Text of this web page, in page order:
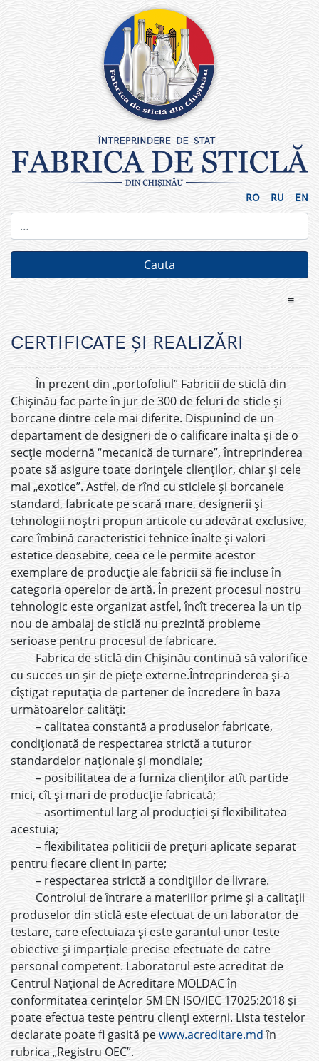
RO RU EN
≡
CERTIFICATE ȘI REALIZĂRI
În prezent din „portofoliul” Fabricii de sticlă din
Chişinău fac parte în jur de 300 de feluri de sticle şi
borcane dintre cele mai diferite. Dispunînd de un
departament de designeri de o calificare inalta şi de o
secţie modernă “mecanică de turnare”, întreprinderea
poate să asigure toate dorinţele clienţilor, chiar şi cele
mai „exotice”. Astfel, de rînd cu sticlele şi borcanele
standard, fabricate pe scară mare, designerii şi
tehnologii noştri propun articole cu adevărat exclusive,
care îmbină caracteristici tehnice înalte şi valori
estetice deosebite, ceea ce le permite acestor
exemplare de producţie ale fabricii să fie incluse în
categoria operelor de artă. În prezent procesul nostru
tehnologic este organizat astfel, încît trecerea la un tip
nou de ambalaj de sticlă nu prezintă probleme
serioase pentru procesul de fabricare.
Fabrica de sticlă din Chişinău continuă să valorifice
cu succes un şir de pieţe externe.Întreprinderea şi-a
cîştigat reputaţia de partener de încredere în baza
următoarelor calităţi:
– calitatea constantă a produselor fabricate,
condiţionată de respectarea strictă a tuturor
standardelor naţionale şi mondiale;
– posibilitatea de a furniza clienţilor atît partide
mici, cît şi mari de producţie fabricată;
– asortimentul larg al producţiei şi flexibilitatea
acestuia;
– flexibilitatea politicii de preţuri aplicate separat
pentru fiecare client in parte;
– respectarea strictă a condiţiilor de livrare.
Controlul de întrare a materiilor prime și a calitații
produselor din sticlă este efectuat de un laborator de
testare, care efectuiaza și este garantul unor teste
obiective și imparțiale precise efectuate de catre
personal competent. Laboratorul este acreditat de
Centrul Național de Acreditare MOLDAC în
conformitatea cerințelor SM EN ISO/IEC 17025:2018 și
poate efectua teste pentru clienți externi. Lista testelor
declarate poate fi gasită pewww.acreditare.mdîn
rubrica „Registru OEC”.